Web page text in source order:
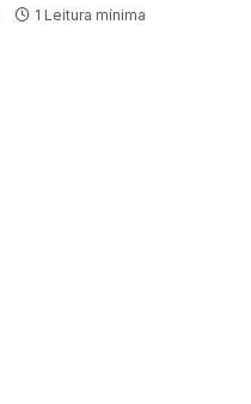
1 Leitura mínima